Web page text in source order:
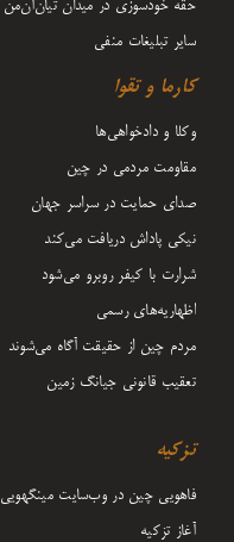
حقه خودسوزی در میدان تیان‌آن‌من
سایر تبلیغات منفی
کارما و تقوا
وکلا و دادخواهی‌ها
مقاومت مردمی در چین
صدای حمایت در سراسر جهان
نیکی پاداش دریافت می‌کند
شرارت با کیفر روبرو می‌شود
اظهاریه‌های رسمی
مردم چین از حقیقت آگاه می‌شوند
تعقیب قانونی جیانگ زمین
تزکیه
فاهویی چین در وب‌سایت مینگهویی
آغاز تزکیه